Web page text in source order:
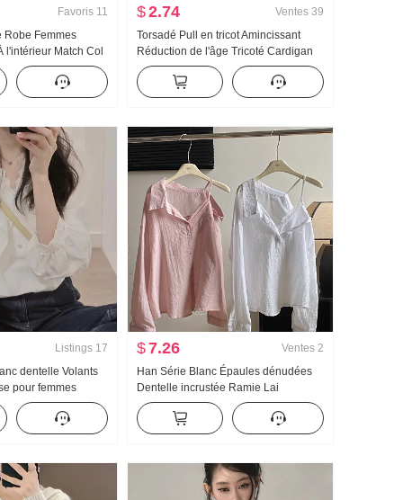
Favoris 11
Robe Femmes
l'intérieur Match Col
Décontracté
Base Long Jupe
$2.74 Ventes 39
Torsadé Pull en tricot Amincissant
Réduction de l'âge Tricoté Cardigan
Vêtements pour femmes 2025
Automne Mode Polyvalent Torsadé
Court Manteau
Listings 17
dentelle Volants
pour femmes
Été Avancé
Chic Petite chemise
$7.26 Ventes 2
Han Série Blanc Épaules dénudées
Dentelle incrustée Ramie Lai
Concurrence Er Chemise pour
femmes Été Version légère Protection
solaire Conception Sens Petite